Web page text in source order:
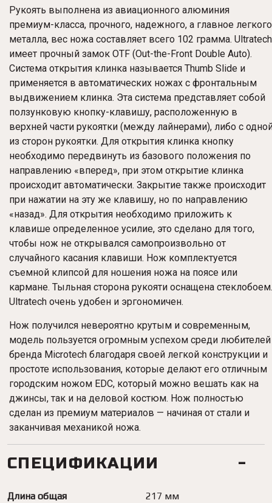
Рукоять выполнена из авиационного алюминия
премиум-класса, прочного, надежного, а главное легкого
металла, вес ножа составляет всего 102 грамма. Ultratech
имеет прочный замок OTF (Out-the-Front Double Auto).
Система открытия клинка называется Thumb Slide и
применяется в автоматических ножах с фронтальным
выдвижением клинка. Эта система представляет собой
ползунковую кнопку-клавишу, расположенную в
верхней части рукоятки (между лайнерами), либо с
из сторон рукоятки. Для открытия клинка кнопку
необходимо передвинуть из базового положения по
направлению «вперед», при этом открытие клинка
происходит автоматически. Закрытие также происходит
при нажатии на эту же клавишу, но по направлению
«назад». Для открытия необходимо приложить к
клавише определенное усилие, это сделано для того,
чтобы нож не открывался самопроизвольно от
случайного касания клавиши. Нож комплектуется
съемной клипсой для ношения ножа на поясе или
кармане. Тыльная сторона рукояти оснащена стеклобоем.
Ultratech очень удобен и эргономичен.
Нож получился невероятно крутым и современным,
модель пользуется огромным успехом среди любителей
бренда Microtech благодаря своей легкой конструкции и
простоте использования, которые делают его отличным
городским ножом EDC, который можно вешать как на
джинсы, так и на деловой костюм. Нож полностью
сделан из премиум материалов — начиная от стали и
заканчивая механикой ножа.
СПЕЦИФИКАЦИИ
Длина общая 217 мм